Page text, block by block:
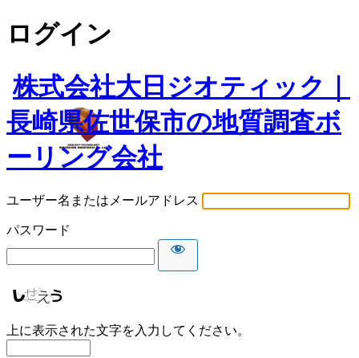
ログイン
株式会社大日ジオティック｜
長崎県佐世保市の地質調査ボ
ーリング会社
ユーザー名またはメールアドレス
パスワード
上に表示された文字を入力してください。